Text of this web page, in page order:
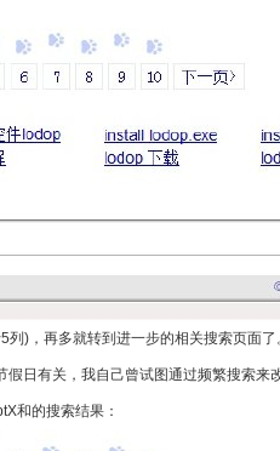
列)，再多就转到进一步的相关搜索页面
假日有关，我自己曾试图通过频繁搜索
和的搜索结果：